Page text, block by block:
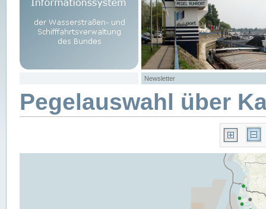
Newsletter
Pegelauswahl über